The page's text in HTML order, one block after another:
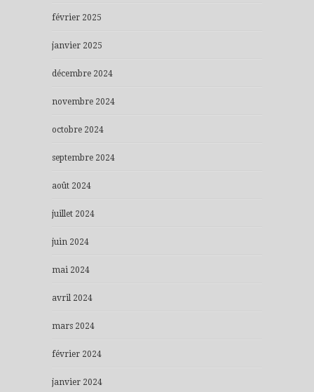
février 2025
janvier 2025
décembre 2024
novembre 2024
octobre 2024
septembre 2024
août 2024
juillet 2024
juin 2024
mai 2024
avril 2024
mars 2024
février 2024
janvier 2024